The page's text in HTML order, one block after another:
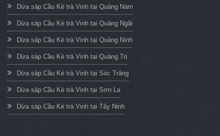
Dừa sáp Cầu Kè trà Vinh tại Quảng Nam
Dừa sáp Cầu Kè trà Vinh tại Quảng Ngãi
Dừa sáp Cầu Kè trà Vinh tại Quảng Ninh
Dừa sáp Cầu Kè trà Vinh tại Quảng Trị
Dừa sáp Cầu Kè trà Vinh tại Sóc Trăng
Dừa sáp Cầu Kè trà Vinh tại Sơn La
Dừa sáp Cầu Kè trà Vinh tại Tây Ninh